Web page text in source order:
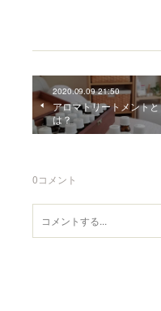
2020.09.09 21:50
アロマトリートメントと
は？
0コメント